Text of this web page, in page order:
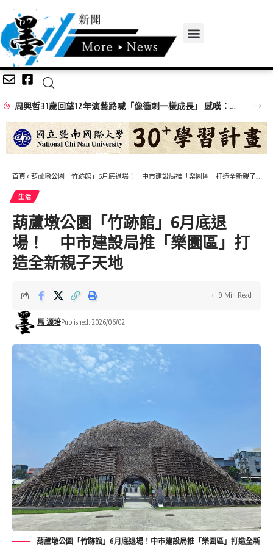
周興哲31歲回望12年演藝路喊「像衝刺一樣成長」 感嘆：以前的傷痕都是蛻變的殼
首頁 » 葫蘆墩公園「竹跡館」6月底退場！ 中市建設局推「樂園區」打造全新親子天地
生活
葫蘆墩公園「竹跡館」6月底退
場！ 中市建設局推「樂園區」打
造全新親子天地
馬 源培Published: 2026/06/02
9 Min Read
葫蘆墩公園「竹跡館」6月底退場！中市建設局推「樂園區」打造全新